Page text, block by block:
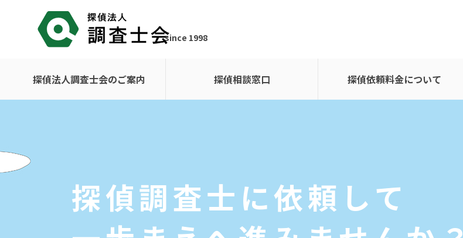
since 1998
探偵法人調査士会のご案内 探偵相談窓口 探偵依頼料金について
探偵調査士に依頼して